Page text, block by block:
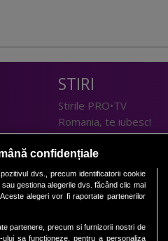
STIRI
Stirile PRO•TV
Romania, te iubesc!
TEHNOLOGIE
I Like IT
SPORT
confidențiale
dvs., precum identificatorii cookie
gestiona alegerile dvs. făcând clic mai
alegeri vor fi raportate partenerilor
partenere, precum si furnizorii nostri de
sa functioneze, pentru a personaliza